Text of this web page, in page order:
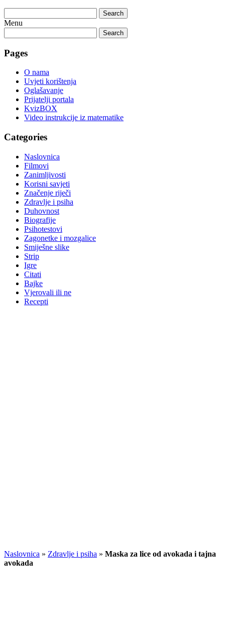
Search
Menu
Search
Pages
O nama
Uvjeti korištenja
Oglašavanje
Prijatelji portala
KvizBOX
Video instrukcije iz matematike
Categories
Naslovnica
Filmovi
Zanimljivosti
Korisni savjeti
Značenje riječi
Zdravlje i psiha
Duhovnost
Biografije
Psihotestovi
Zagonetke i mozgalice
Smiješne slike
Strip
Igre
Citati
Bajke
Vjerovali ili ne
Recepti
Naslovnica » Zdravlje i psiha » Maska za lice od avokada i tajna
avokada